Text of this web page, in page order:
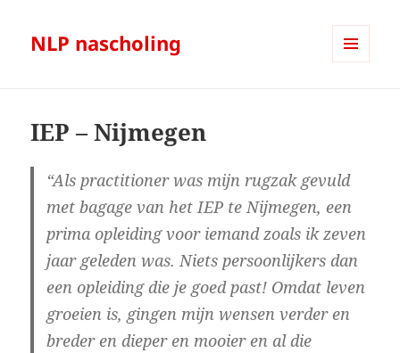
NLP nascholing
IEP – Nijmegen
“Als practitioner was mijn rugzak gevuld
met bagage van het IEP te Nijmegen, een
prima opleiding voor iemand zoals ik zeven
jaar geleden was. Niets persoonlijkers dan
een opleiding die je goed past! Omdat leven
groeien is, gingen mijn wensen verder en
breder en dieper en mooier en al die